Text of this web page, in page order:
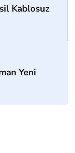
Kablosuz
Yeni